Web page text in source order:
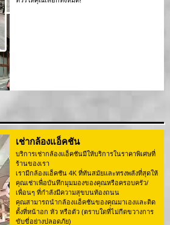
เช่ากล้องแอ็คชัน
บริการเช่ากล้องแอ็คชันมีให้บริการในราคาพิเศษที่
ร้านของเรา
เรามีกล้องแอ็คชัน 4K ที่ทันสมัยและทรงพลังที่สุดให้
คุณเช่าเพื่อบันทึกมุมมองของคุณหรือครอบครัว/
เพื่อนๆ ที่กำลังมีความสุขบนท้องถนน
คุณสามารถนำกล้องแอ็คชันของคุณมาเองและติด
ตั้งที่หน้าอก หัว หรือตัว (ตราบใดที่ไม่กีดขวางการ
ขับขี่อย่างปลอดภัย)